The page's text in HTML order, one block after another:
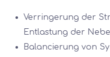
Verringerung der
Entlastung der
Balancierung von